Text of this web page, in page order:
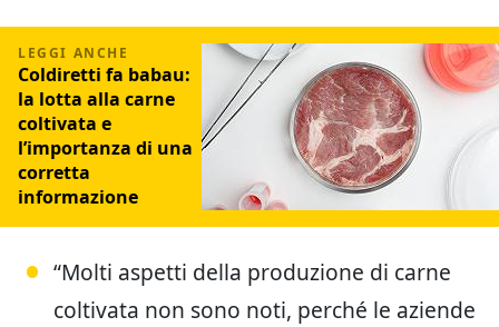
Coldiretti fa babau:
la lotta alla carne
coltivata e
l’importanza di una
corretta
informazione
“Molti aspetti della produzione di carne
coltivata non sono noti, perché le aziende